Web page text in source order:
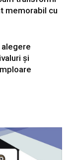
memorabil cu
și